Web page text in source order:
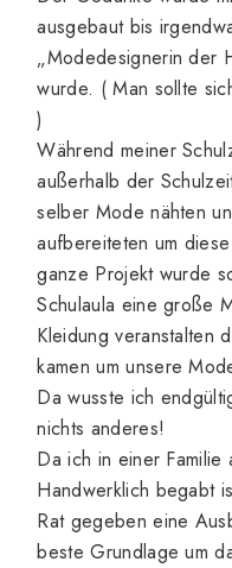
ausgebaut bis
„Modedesignerin der
wurde. ( Man sollte
)
Während meiner
außerhalb der
selber Mode nähten
aufbereiteten um
ganze Projekt wurde
Schulaula eine große
Kleidung veranstalten
kamen um unsere
Da wusste ich
nichts anderes!
Da ich in einer
Handwerklich begabt
Rat gegeben eine
beste Grundlage um